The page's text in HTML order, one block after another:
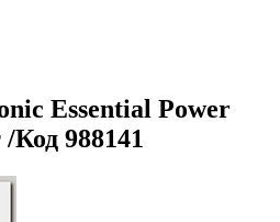
Essential Power
988141